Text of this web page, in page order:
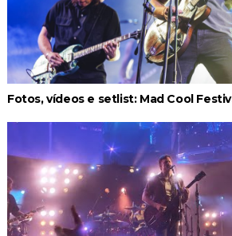
Fotos, vídeos e setlist: Mad Cool